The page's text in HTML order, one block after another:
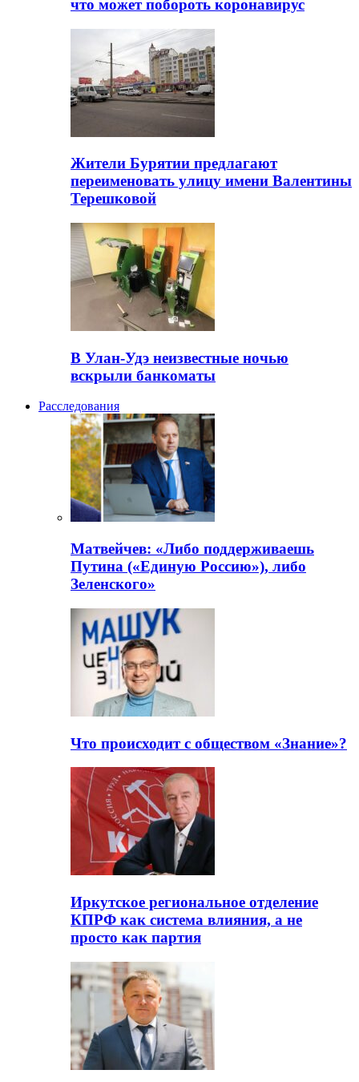
что может побороть коронавирус
Жители Бурятии предлагают
переименовать улицу имени Валентины
Терешковой
В Улан-Удэ неизвестные ночью
вскрыли банкоматы
Расследования
Матвейчев: «Либо поддерживаешь
Путина («Единую Россию»), либо
Зеленского»
Что происходит с обществом «Знание»?
Иркутское региональное отделение
КПРФ как система влияния, а не
просто как партия